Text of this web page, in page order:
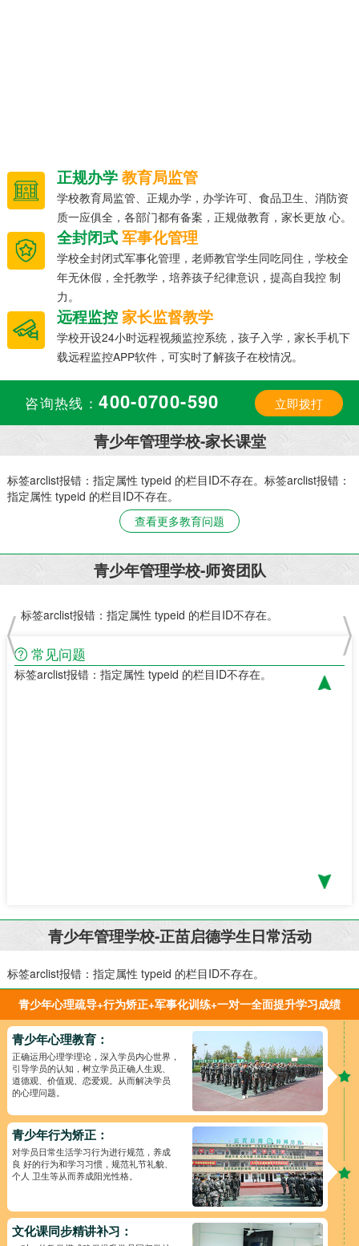
正规办学教育局监管
学校教育局监管、正规办学，办学许可、食品卫生、消防资
质一应俱全，各部门都有备案，正规做教育，家长更放 心。
全封闭式军事化管理
学校全封闭式军事化管理，老师教官学生同吃同住，学校全
年无休假，全托教学，培养孩子纪律意识，提高自我控 制
力。
远程监控家长监督教学
学校开设24小时远程视频监控系统，孩子入学，家长手机下
载远程监控APP软件，可实时了解孩子在校情况。
咨询热线：400-0700-590 立即拨打
青少年管理学校-家长课堂
标签arclist报错：指定属性 typeid 的栏目ID不存在。标签arclist报错：
指定属性 typeid 的栏目ID不存在。
查看更多教育问题
青少年管理学校-师资团队
标签arclist报错：指定属性 typeid 的栏目ID不存在。 标
常见问题
标签arclist报错：指定属性 typeid 的栏目ID不存在。
青少年管理学校-正苗启德学生日常活动
标签arclist报错：指定属性 typeid 的栏目ID不存在。
青少年心理疏导+行为矫正+军事化训练+一对一全面提升学习成绩
青少年心理教育：
正确运用心理学理论，深入学员内心世界，
引导学员的认知，树立学员正确人生观、
道德观、价值观、恋爱观。从而解决学员
的心理问题。
青少年行为矫正：
对学员日常生活学习行为进行规范，养成
良 好的行为和学习习惯，规范礼节礼貌、
个人 卫生等从而养成阳光性格。
文化课同步精讲补习：